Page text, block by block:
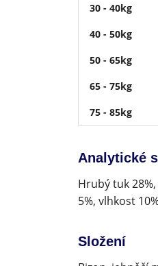
30 - 40kg
40 - 50kg
50 - 65kg
65 - 75kg
75 - 85kg
Analytické
Hrubý tuk
5%, vlhkost
Složení